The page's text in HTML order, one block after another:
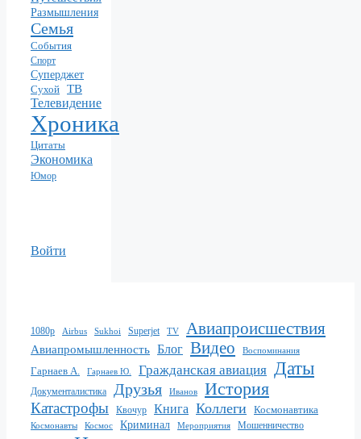
Размышления
Семья
События
Спорт
Суперджет
Сухой ТВ
Телевидение
Хроника
Цитаты
Экономика
Юмор
Войти
1080p Airbus Sukhoi Superjet TV Авиапроисшествия
Авиапромышленность Блог Видео Воспоминания
Гарнаев А. Гарнаев Ю. Гражданская авиация Даты
Документалистика Друзья Иванов История
Катастрофы Квочур Книга Коллеги Космонавтика
Космонавты Космос Криминал Мероприятия Мошенничество